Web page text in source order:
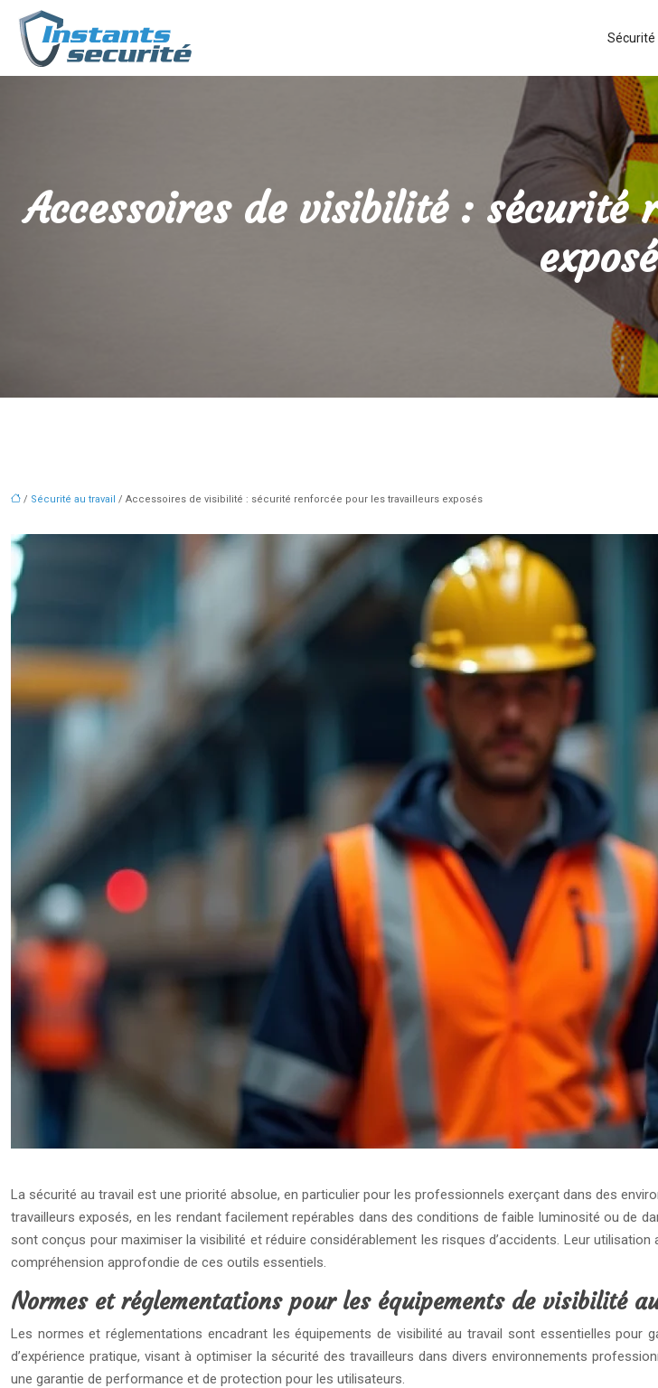
Sécurité
Accessoires de visibilité :
/ Sécurité au travail / Accessoires de visibilité : sécurité renforcée pour les travailleurs exposés
La sécurité au travail est une priorité absolue, en particulier pour les professionnels exerçant dans des
travailleurs exposés, en les rendant facilement repérables dans des conditions de faible luminosité ou de
sont conçus pour maximiser la visibilité et réduire considérablement les risques d’accidents. Leur
compréhension approfondie de ces outils essentiels.
Normes et réglementations pour les équipements de visibilité
Les normes et réglementations encadrant les équipements de visibilité au travail sont essentielles
d’expérience pratique, visant à optimiser la sécurité des travailleurs dans divers environnements
une garantie de performance et de protection pour les utilisateurs.